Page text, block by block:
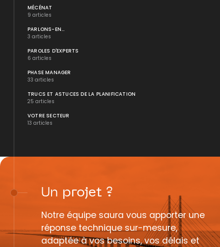
MÉCÉNAT
9 articles
PARLONS-EN...
3 articles
PAROLES D'EXPERTS
6 articles
PHASE MANAGER
33 articles
TRUCS ET ASTUCES DE LA PLANIFICATION
25 articles
VOTRE SECTEUR
13 articles
Un projet ?
Notre équipe saura vous apporter une
réponse technique sur-mesure,
adaptée à vos besoins, vos délais et